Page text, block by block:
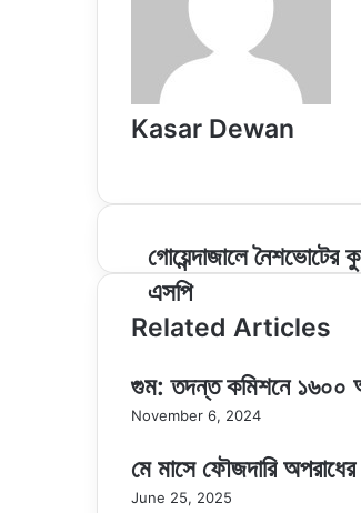
Kasar Dewan
গোয়েন্দাজালে
নৈশভোটের
কুশীলব
১১৬
ডিসি-
গোয়েন্দাজালে নৈশভোটের
এসপি
Related Articles
গুম: তদন্ত কমিশনে ১৬০০
November 6, 2024
মে মাসে ফৌজদারি
June 25, 2025